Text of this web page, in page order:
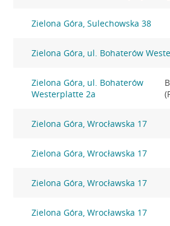
Zielona Góra, Sulechowska 38
Zielona Góra, ul. Bohaterów
Zielona Góra, ul. Bohaterów
Westerplatte 2a
Zielona Góra, Wrocławska 17
Zielona Góra, Wrocławska 17
Zielona Góra, Wrocławska 17
Zielona Góra, Wrocławska 17